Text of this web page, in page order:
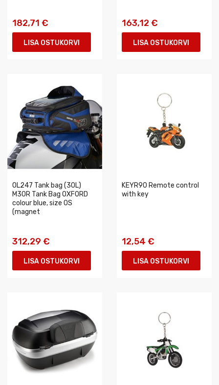
182,71 €
LISA OSTUKORVI
163,12 €
LISA OSTUKORVI
OL247 Tank bag (30L)
M30R Tank Bag OXFORD
colour blue, size OS
(magnet
312,29 €
LISA OSTUKORVI
KEYR90 Remote control
with key
12,54 €
LISA OSTUKORVI